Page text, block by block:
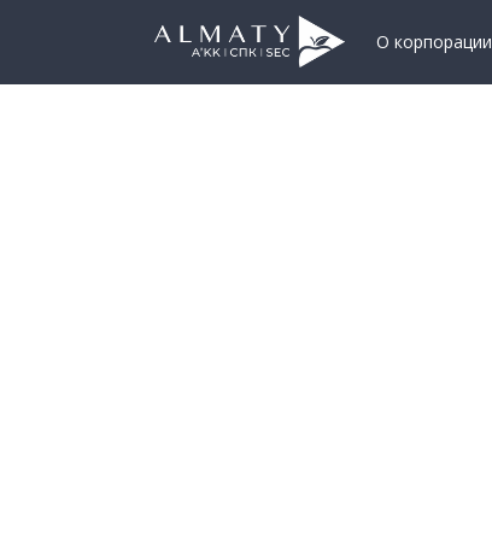
О корпорации